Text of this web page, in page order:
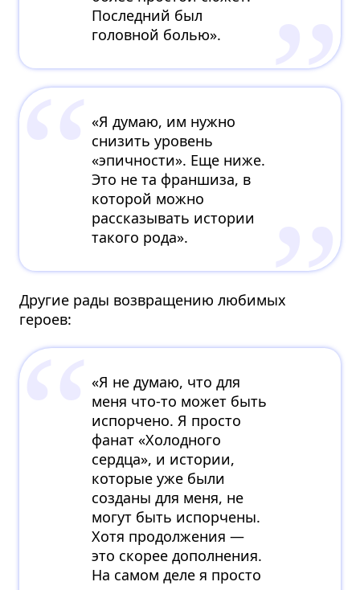
Последний был
головной болью».
«Я думаю, им нужно
снизить уровень
«эпичности». Еще ниже.
Это не та франшиза, в
которой можно
рассказывать истории
такого рода».
Другие рады возвращению любимых
героев:
«Я не думаю, что для
меня что-то может быть
испорчено. Я просто
фанат «Холодного
сердца», и истории,
которые уже были
созданы для меня, не
могут быть испорчены.
Хотя продолжения —
это скорее дополнения.
На самом деле я просто